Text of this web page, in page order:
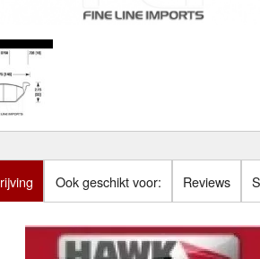
Ook geschikt voor: Reviews